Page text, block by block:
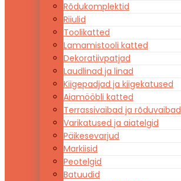
Rõdukomplektid
Riiulid
Toolikatted
Lamamistooli katted
Dekoratiivpatjad
Laudlinad ja linad
Kiigepadjad ja kiigekatused
Aiamööbli katted
Terrassivaibad ja rõduvaibad
Varikatused ja aiatelgid
Päikesevarjud
Markiisid
Peotelgid
Batuudid